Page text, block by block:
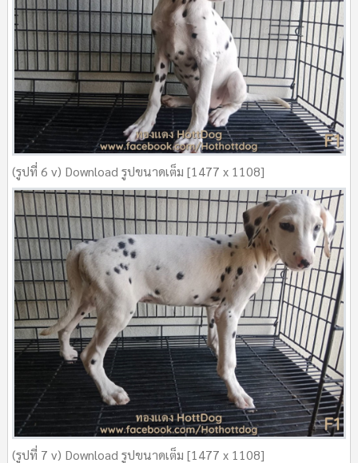
(รูปที่ 6 v) Download รูปขนาดเต็ม [1477 x 1108]
(รูปที่ 7 v) Download รูปขนาดเต็ม [1477 x 1108]